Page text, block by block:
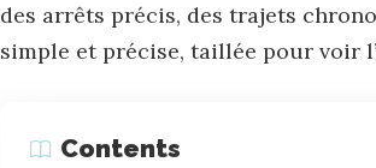
des arrêts précis, des trajets
simple et précise, taillée pour voir
Contents